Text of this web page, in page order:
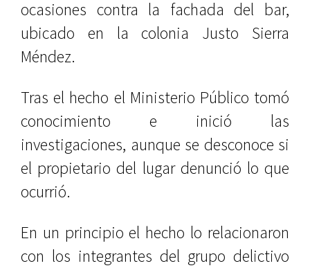
ocasiones contra la fachada del bar,
ubicado en la colonia Justo Sierra
Méndez.
Tras el hecho el Ministerio Público tomó
conocimiento e inició las
investigaciones, aunque se desconoce si
el propietario del lugar denunció lo que
ocurrió.
En un principio el hecho lo relacionaron
con los integrantes del grupo delictivo